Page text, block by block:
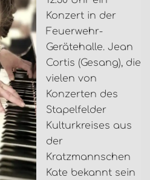
Konzert in der
Feuerwehr-
Gerätehalle. Jean
Cortis (Gesang), die
vielen von
Konzerten des
Stapelfelder
Kulturkreises aus
der
Kratzmannschen
Kate bekannt sein